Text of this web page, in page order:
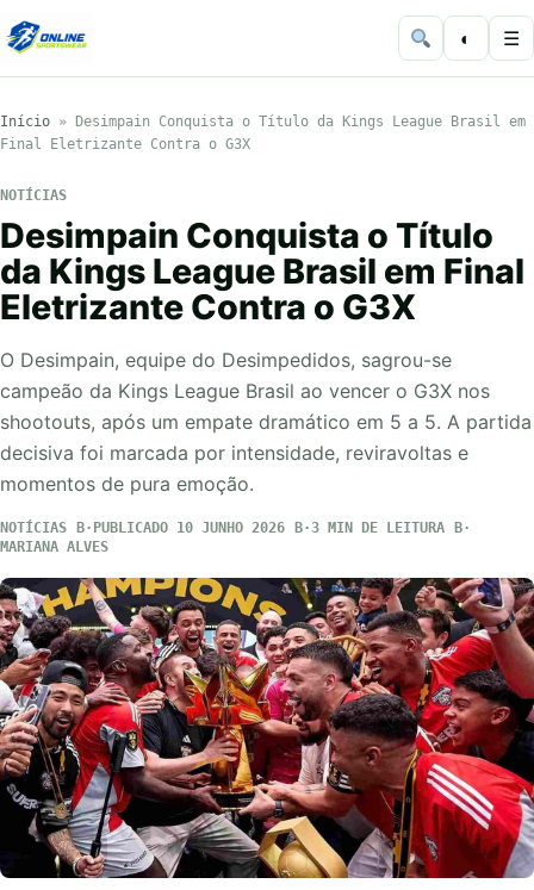
◐ ☰
Início »
Desimpain Conquista o Título da Kings League Brasil em
Final Eletrizante Contra o G3X
NOTÍCIAS
Desimpain Conquista o Título
da Kings League Brasil em Final
Eletrizante Contra o G3X
O Desimpain, equipe do Desimpedidos, sagrou-se
campeão da Kings League Brasil ao vencer o G3X nos
shootouts, após um empate dramático em 5 a 5. A partida
decisiva foi marcada por intensidade, reviravoltas e
momentos de pura emoção.
NOTÍCIAS PUBLICADO 10 JUNHO 2026
3 MIN DE LEITURA
MARIANA ALVES